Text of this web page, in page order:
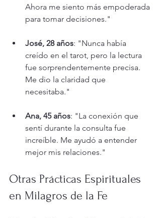
Ahora me siento más empoderada
para tomar decisiones."
José, 28 años: "Nunca había
creído en el tarot, pero la lectura
fue sorprendentemente precisa.
Me dio la claridad que
necesitaba."
Ana, 45 años: "La conexión que
sentí durante la consulta fue
increíble. Me ayudó a entender
mejor mis relaciones."
Otras Prácticas Espirituales
en Milagros de la Fe